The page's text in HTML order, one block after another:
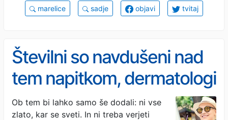
marelice sadje objavi tvitaj
Številni so navdušeni nad
tem napitkom, dermatologi
pa svarijo: zaradi njega
Ob tem bi lahko samo še dodali: ni vse
zlato, kar se sveti. In ni treba verjeti